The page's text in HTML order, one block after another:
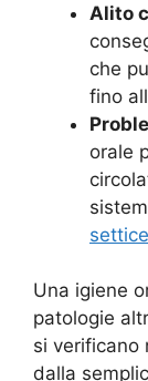
Alito
che
fino
orale
Una igiene
patologie
si verificano
dalla